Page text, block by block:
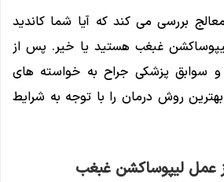
بررسی می کند که آیا شما کاندید
غبغب هستید یا خیر. پس از
و سوابق پزشکی جراح به خواسته های
روش درمان را با توجه به شرایط
عمل لیپوساکشن غبغب